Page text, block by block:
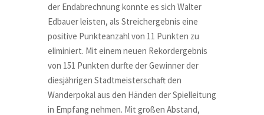
der Endabrechnung konnte es sich Walter
Edbauer leisten, als Streichergebnis eine
positive Punkteanzahl von 11 Punkten zu
eliminiert. Mit einem neuen Rekordergebnis
von 151 Punkten durfte der Gewinner der
diesjährigen Stadtmeisterschaft den
Wanderpokal aus den Händen der Spielleitung
in Empfang nehmen. Mit großen Abstand,